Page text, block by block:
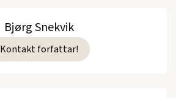
Bjørg Snekvik
Kontakt forfattar!